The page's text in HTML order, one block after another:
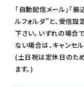
「自動配信メール」「
ルフォルダ”と、受信
下さい。いずれの場合
ない場合は、キャンセ
(土日祝は定休日のた
ます。)